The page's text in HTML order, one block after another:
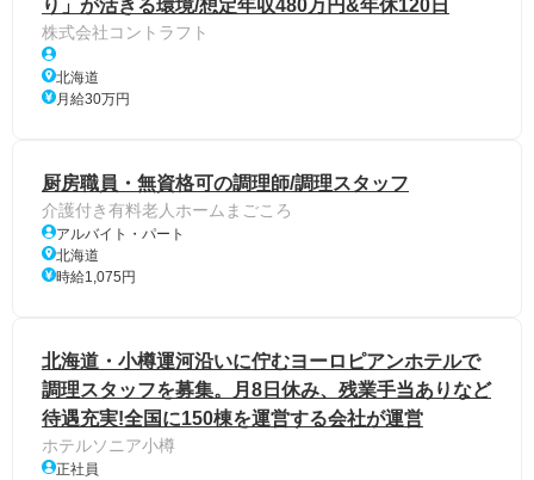
り」が活きる環境/想定年収480万円&年休120日
株式会社コントラフト
北海道
月給30万円
厨房職員・無資格可の調理師/調理スタッフ
介護付き有料老人ホームまごころ
アルバイト・パート
北海道
時給1,075円
北海道・小樽運河沿いに佇むヨーロピアンホテルで
調理スタッフを募集。月8日休み、残業手当ありなど
待遇充実!全国に150棟を運営する会社が運営
ホテルソニア小樽
正社員